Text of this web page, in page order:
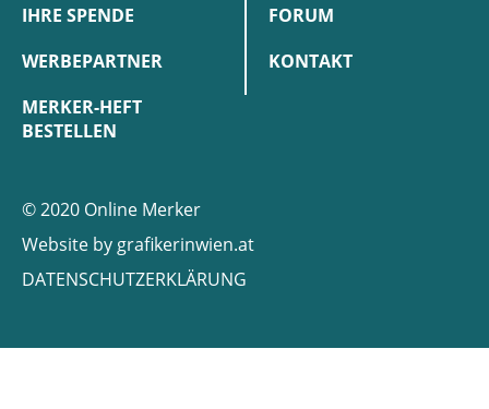
IHRE SPENDE
WERBEPARTNER
MERKER-HEFT
BESTELLEN
FORUM
KONTAKT
© 2020 Online Merker
Website by grafikerinwien.at
DATENSCHUTZERKLÄRUNG